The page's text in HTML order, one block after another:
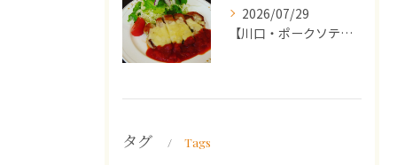
2026/07/29
【川口・ポークソテー】ランチ・ディナーにおススメの週替わりメ...
タグ Tags